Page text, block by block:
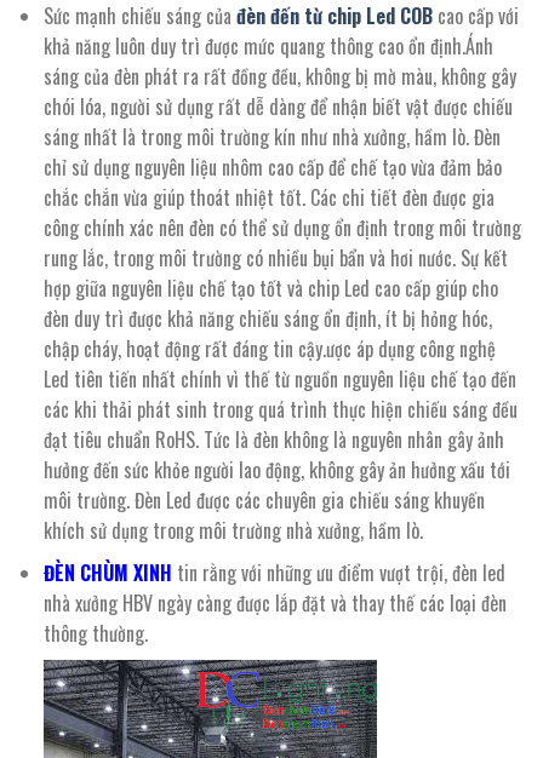
Sức mạnh chiếu sáng của đèn đến từ chip Led COB cao cấp với
khả năng luôn duy trì được mức quang thông cao ổn định.Ánh
sáng của đèn phát ra rất đồng đều, không bị mờ màu, không gây
chói lóa, người sử dụng rất dễ dàng để nhận biết vật được chiếu
sáng nhất là trong môi trường kín như nhà xưởng, hầm lò. Đèn
chỉ sử dụng nguyên liệu nhôm cao cấp để chế tạo vừa đảm bảo
chắc chắn vừa giúp thoát nhiệt tốt. Các chi tiết đèn được gia
công chính xác nên đèn có thể sử dụng ổn định trong môi trường
rung lắc, trong môi trường có nhiều bụi bẩn và hơi nước. Sự kết
hợp giữa nguyên liệu chế tạo tốt và chip Led cao cấp giúp cho
đèn duy trì được khả năng chiếu sáng ổn định, ít bị hỏng hóc,
chập cháy, hoạt động rất đáng tin cậy.ược áp dụng công nghệ
Led tiên tiến nhất chính vì thế từ nguồn nguyên liệu chế tạo đến
các khi thải phát sinh trong quá trình thực hiện chiếu sáng đều
đạt tiêu chuẩn RoHS. Tức là đèn không là nguyên nhân gây ảnh
hưởng đến sức khỏe người lao động, không gây ản hưởng xấu tới
môi trường. Đèn Led được các chuyên gia chiếu sáng khuyến
khích sử dụng trong môi trường nhà xưởng, hầm lò.
ĐÈN CHÙM XINH tin rằng với những ưu điểm vượt trội, đèn led
nhà xưởng HBV ngày càng được lắp đặt và thay thế các loại đèn
thông thường.